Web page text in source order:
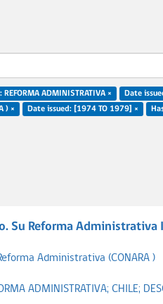
ADMINISTRATIVA × Date
) ×
Date issued: [1974 TO 1979] ×
Su Reforma Administrativa
Administrativa (CONARA )
ADMINISTRATIVA; CHILE;